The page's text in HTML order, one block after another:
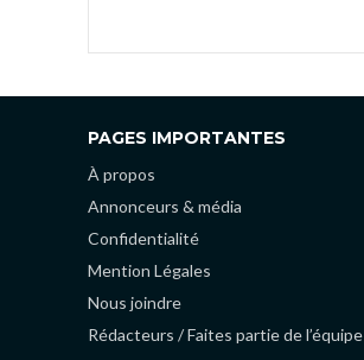
PAGES IMPORTANTES
À propos
Annonceurs & média
Confidentialité
Mention Légales
Nous joindre
Rédacteurs / Faites partie de l’équipe